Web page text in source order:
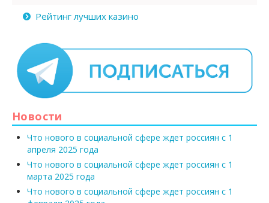
Рейтинг лучших казино
Новости
Что нового в социальной сфере ждет россиян с 1
апреля 2025 года
Что нового в социальной сфере ждет россиян с 1
марта 2025 года
Что нового в социальной сфере ждет россиян с 1